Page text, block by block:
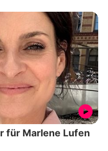
für Marlene Lufen